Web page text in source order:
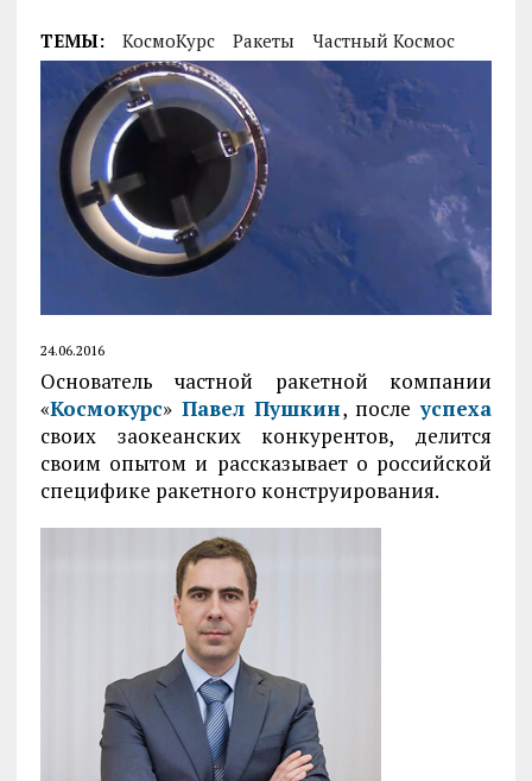
ТЕМЫ: КосмоКурс Ракеты Частный Космос
24.06.2016
Основатель частной ракетной компании
«Космокурс» Павел Пушкин, послеуспеха
своих заокеанских конкурентов, делится
своим опытом и рассказывает о российской
специфике ракетного конструирования.